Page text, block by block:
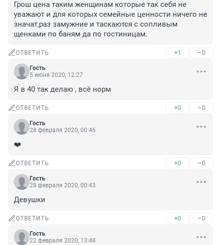
Грош цена таким женщинам которые так себя не
уважают и для которых семейные ценности ничего не
значат,раз замужние и таскаются с сопливым
щенками по баням да по гостиницам.
ОТВЕТИТЬ +1 –0
Гость
5 июня 2020, 12:27
Я в 40 так делаю , всё норм
ОТВЕТИТЬ +0 –0
Гость
28 февраля 2020, 00:46
❤️
ОТВЕТИТЬ +0 –0
Гость
28 февраля 2020, 00:43
Девушки
ОТВЕТИТЬ +0 –0
Гость
22 февраля 2020, 13:48